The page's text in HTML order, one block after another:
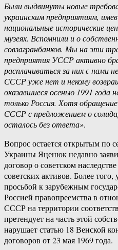
Были выдвинуты новые
украинским предприятиям,
национальные исторические
музеях. Вспомнили и о
совзагранбанков. Мы на эти
предприятия УССР активно
расплачиваться за них с нами
СССР уже нет и некому
оказавшиеся осенью 1991 года
только Россия. Хотя
СССР с предложением о
осталось без ответа».
Вопрос остается открытым по
Украины Яценюк недавно
договор о советском
советских активов. Более того,
просьбой к зарубежным
Россией правопреемства в
СССР на территории
претендует на часть этой
нарушает статью 18 Венской
договоров от 23 мая 1969 года.